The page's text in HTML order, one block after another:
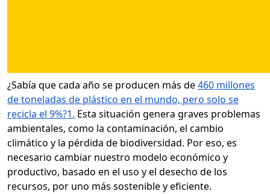
¿Sabía que cada año se producen más de460 millones
de toneladas de plástico en el mundo, pero solo se
recicla el 9%?1. Esta situación genera graves problemas
ambientales, como la contaminación, el cambio
climático y la pérdida de biodiversidad. Por eso, es
necesario cambiar nuestro modelo económico y
productivo, basado en el uso y el desecho de los
recursos, por uno más sostenible y eficiente.